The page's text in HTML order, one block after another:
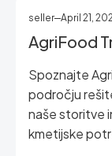
seller April 21,
AgriFood
Spoznajte
področju
naše storitve
kmetijske